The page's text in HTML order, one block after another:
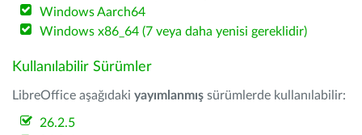
Windows Aarch64
Windows x86_64 (7 veya daha yenisi gereklidir)
Kullanılabilir Sürümler
LibreOffice aşağıdaki yayımlanmış sürümlerde kullanılabilir:
26.2.5